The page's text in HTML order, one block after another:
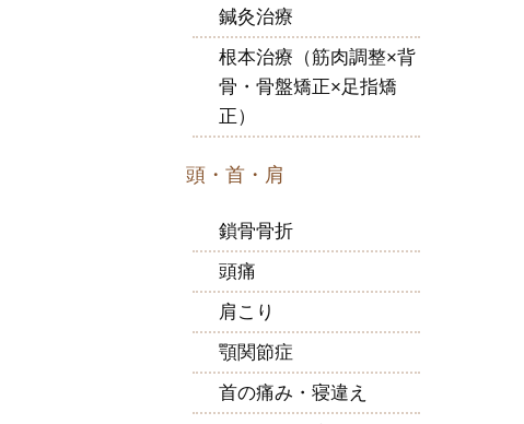
鍼灸治療
根本治療（筋肉調整×背
骨・骨盤矯正×足指矯
正）
頭・首・肩
鎖骨骨折
頭痛
肩こり
顎関節症
首の痛み・寝違え